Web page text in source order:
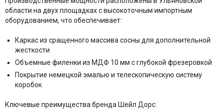
области на двух площадках с высокоточным импортным
оборудованием, что обеспечивает:
Каркас из сращенного массива сосны для дополнительной
жесткости
Объемные филенки из МДФ 10 мм с глубокой фрезеровкой
Покрытие немецкой эмалью и телескопическую систему
коробок
Ключевые преимущества бренда Шейл Дорс: